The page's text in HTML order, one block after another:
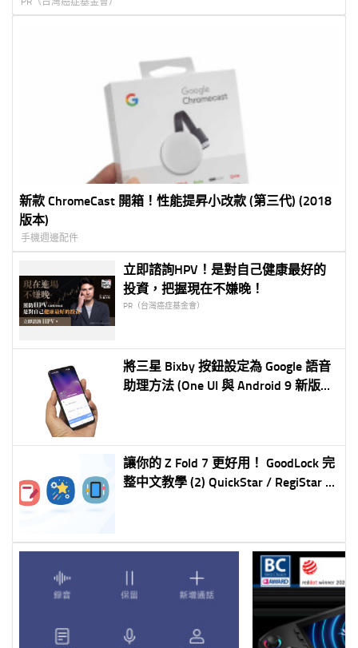
新款 ChromeCast 開箱！性能提昇小改款 (第三代) (2018
版本)
手機週邊配件
立即諮詢HPV！是對自己健康最好的
投資，把握現在不嫌晚！
PR（台灣癌症基金會）
將三星 Bixby 按鈕設定為 Google 語音
助理方法 (One UI 與 Android 9 新版對
讓你的 Z Fold 7 更好用！ GoodLock 完
整中文教學 (2) QuickStar / RegiStar /